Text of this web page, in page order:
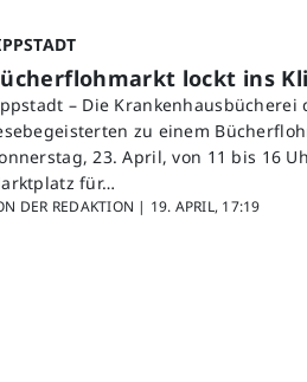
lockt ins
– Die
zu einem
23. April, von 11 bis 16
für…
DER REDAKTION | 19. APRIL, 17:19